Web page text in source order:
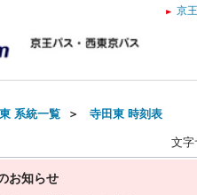
京
系統一覧 ＞ 寺田東 時刻表
文字
お知らせ